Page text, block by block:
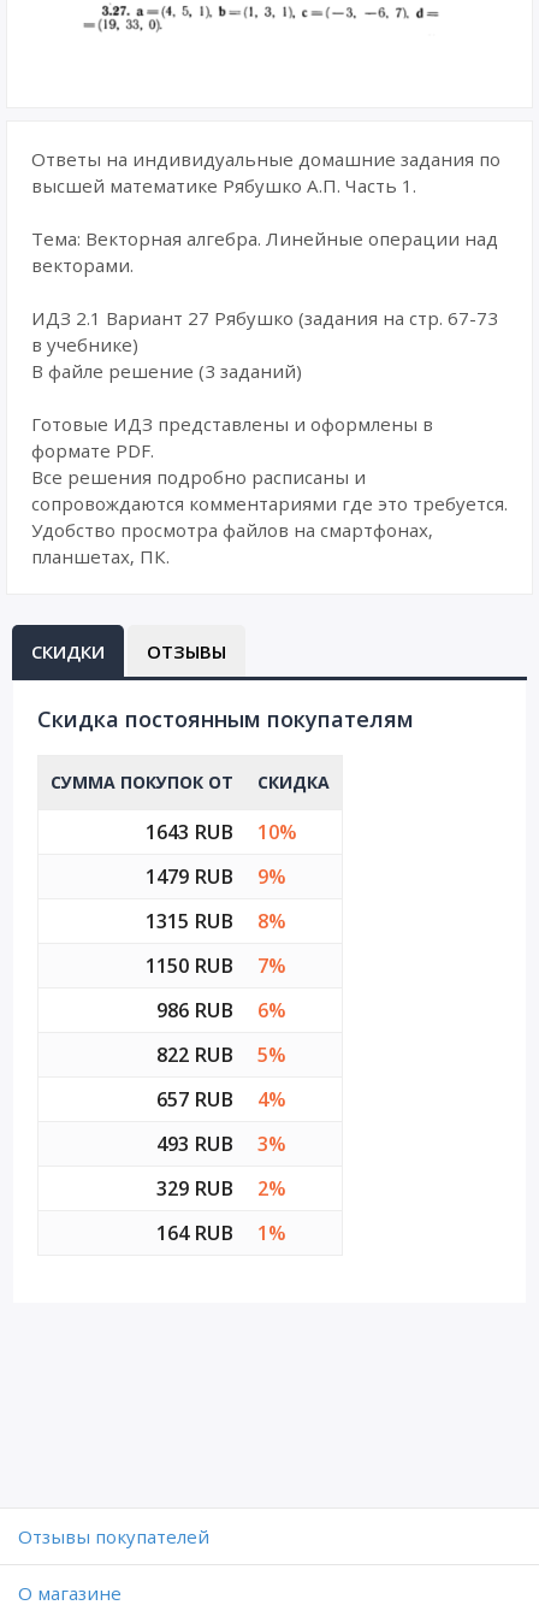
Ответы на индивидуальные домашние задания по
высшей математике Рябушко А.П. Часть 1.
Тема: Векторная алгебра. Линейные операции над
векторами.
ИДЗ 2.1 Вариант 27 Рябушко (задания на стр. 67-73
в учебнике)
В файле решение (3 заданий)
Готовые ИДЗ представлены и оформлены в
формате PDF.
Все решения подробно расписаны и
сопровождаются комментариями где это требуется.
Удобство просмотра файлов на смартфонах,
планшетах, ПК.
СКИДКИ ОТЗЫВЫ
Cкидка постоянным покупателям
СУММА ПОКУПОК ОТ СКИДКА
1643 RUB
10%
1479 RUB
9%
1315 RUB
8%
1150 RUB
7%
986 RUB
6%
822 RUB
5%
657 RUB
4%
493 RUB
3%
329 RUB
2%
164 RUB
1%
Отзывы покупателей
O магазине